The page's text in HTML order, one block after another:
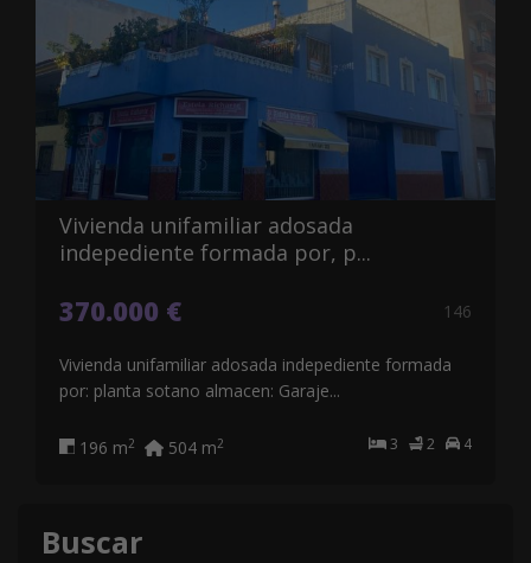
Vivienda unifamiliar adosada
indepediente formada por, p...
370.000 € 146
Vivienda unifamiliar adosada indepediente formada
por: planta sotano almacen: Garaje...
3 2 4
196 m2 504 m2
Buscar